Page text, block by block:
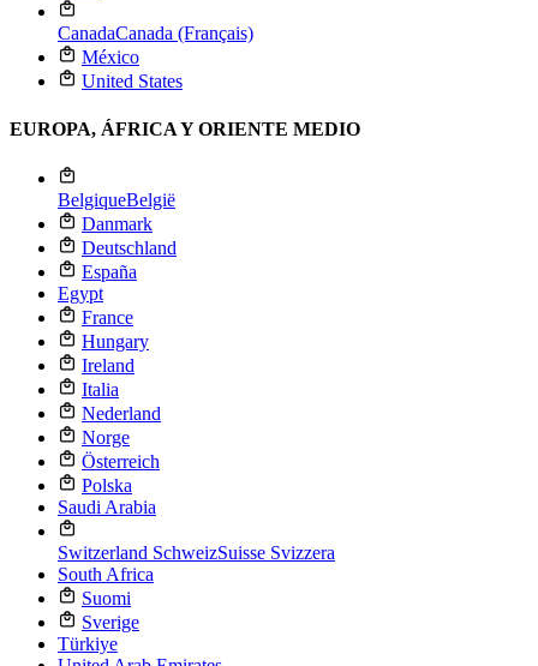
CanadaCanada (Français)
México
United States
EUROPA, ÁFRICA Y ORIENTE MEDIO
BelgiqueBelgië
Danmark
Deutschland
España
Egypt
France
Hungary
Ireland
Italia
Nederland
Norge
Österreich
Polska
Saudi Arabia
Switzerland SchweizSuisse Svizzera
South Africa
Suomi
Sverige
Türkiye